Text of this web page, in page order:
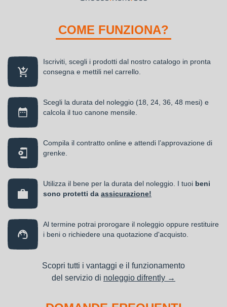
COME FUNZIONA?
Iscriviti, scegli i prodotti dal nostro catalogo in pronta
consegna e mettili nel carrello.
Scegli la durata del noleggio (18, 24, 36, 48 mesi) e
calcola il tuo canone mensile.
Compila il contratto online e attendi l’approvazione di
grenke.
Utilizza il bene per la durata del noleggio. I tuoi beni
sono protetti da assicurazione!
Al termine potrai prorogare il noleggio oppure restituire
i beni o richiedere una quotazione d'acquisto.
Scopri tutti i vantaggi e il funzionamento
del servizio di noleggio difrently →